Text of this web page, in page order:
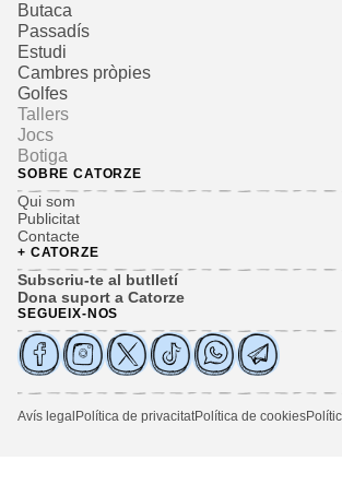
Butaca
Passadís
Estudi
Cambres pròpies
Golfes
Tallers
Jocs
Botiga
SOBRE CATORZE
Qui som
Publicitat
Contacte
+ CATORZE
Subscriu-te al butlletí
Dona suport a Catorze
SEGUEIX-NOS
Avís legal Política de privacitatPolítica de cookies